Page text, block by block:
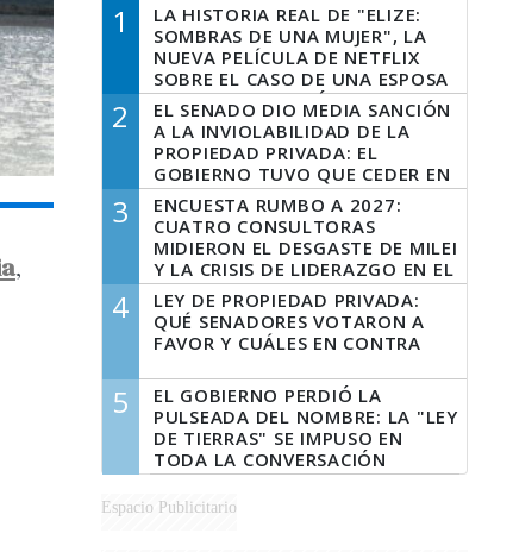
,
1
LA HISTORIA REAL DE "ELIZE:
SOMBRAS DE UNA MUJER", LA
NUEVA PELÍCULA DE NETFLIX
SOBRE EL CASO DE UNA ESPOSA
QUE DESCUARTIZÓ A SU
MARIDO
2
EL SENADO DIO MEDIA SANCIÓN
A LA INVIOLABILIDAD DE LA
PROPIEDAD PRIVADA: EL
GOBIERNO TUVO QUE CEDER EN
LA LEY DEL MANEJO DEL FUEGO
3
ENCUESTA RUMBO A 2027:
CUATRO CONSULTORAS
MIDIERON EL DESGASTE DE MILEI
Y LA CRISIS DE LIDERAZGO EN EL
PERONISMO
4
LEY DE PROPIEDAD PRIVADA:
QUÉ SENADORES VOTARON A
FAVOR Y CUÁLES EN CONTRA
5
EL GOBIERNO PERDIÓ LA
PULSEADA DEL NOMBRE: LA "LEY
DE TIERRAS" SE IMPUSO EN
TODA LA CONVERSACIÓN
DIGITAL
Espacio Publicitario